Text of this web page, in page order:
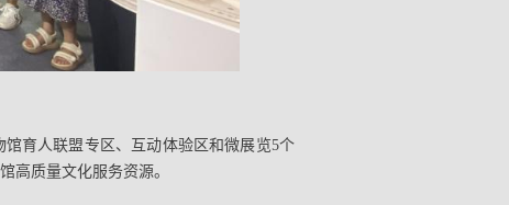
育人联盟专区、互动体验区和微展览5个
高质量文化服务资源。